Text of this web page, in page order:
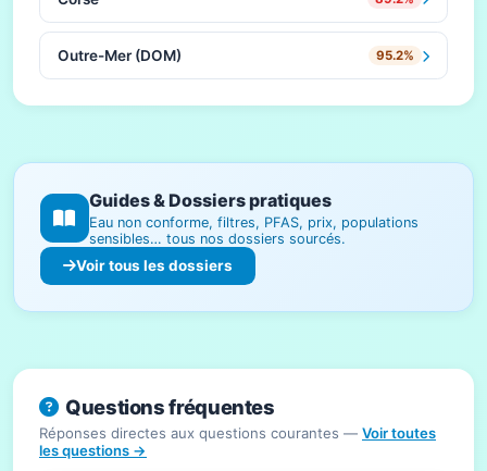
Outre-Mer (DOM) 95.2%
Guides & Dossiers pratiques
Eau non conforme, filtres, PFAS, prix, populations
sensibles… tous nos dossiers sourcés.
Voir tous les dossiers
Questions fréquentes
Réponses directes aux questions courantes — Voir toutes
les questions →